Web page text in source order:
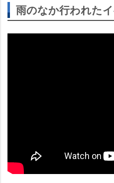
雨のなか行われた